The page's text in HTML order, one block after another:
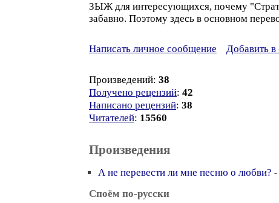
ЗЫЖ для интересующихся, почему
забавно. Поэтому здесь в основном
Написать личное сообщение Добавить
Произведений: 38
Получено рецензий: 42
Написано рецензий: 38
Читателей: 15560
Произведения
А не перевести ли мне песню о любви? -
Споём по-русски